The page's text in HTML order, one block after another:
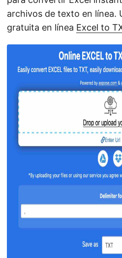
archivos de texto en línea.
gratuita en línea Excel to